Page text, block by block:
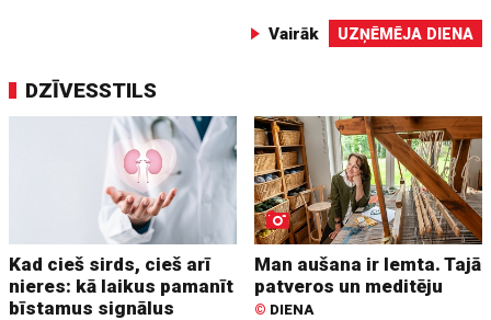
Vairāk UZŅĒMĒJA DIENA
DZĪVESSTILS
Kad cieš sirds, cieš arī
nieres: kā laikus pamanīt
bīstamus signālus
Man aušana ir lemta. Tajā
patveros un meditēju
© DIENA